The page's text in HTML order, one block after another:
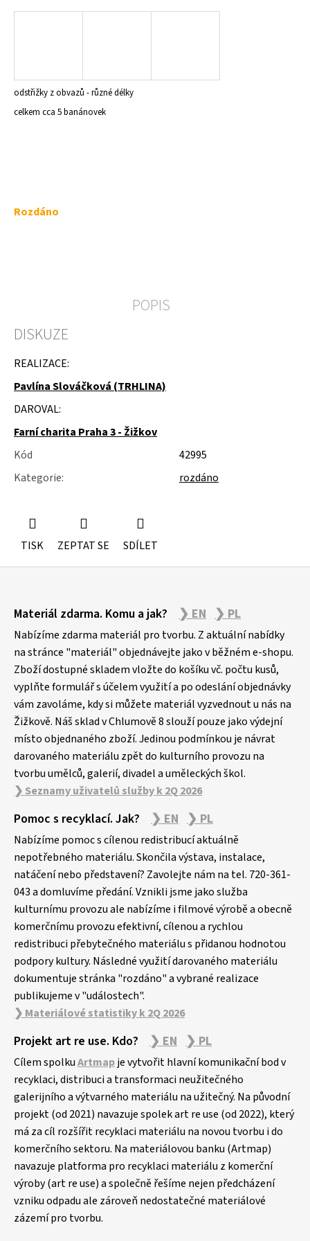
odstřižky z obvazů - různé délky
celkem cca 5 banánovek
Měrná
Rozdáno
POPIS
DISKUZE
REALIZACE:
Pavlína Slováčková (TRHLINA)
DAROVAL:
Farní charita Praha 3 - Žižkov
Kód
42995
Kategorie: rozdáno
TISK ZEPTAT SE SDÍLET
a
?
j
e
m
e
RUKAVICE
Materiál zdarma. Komu a jak? ❯ EN ❯ PL
Nabízíme zdarma materiál pro tvorbu. Z aktuální nabídky
na stránce "materiál" objednávejte jako v běžném e-shopu.
Zboží dostupné skladem vložte do košíku vč. počtu kusů,
vyplňte formulář s účelem využití a po odeslání objednávky
vám zavoláme, kdy si můžete materiál vyzvednout u nás na
Žižkově. Náš sklad v Chlumově 8 slouží pouze jako výdejní
místo objednaného zboží. Jedinou podmínkou je návrat
darovaného materiálu zpět do kulturního provozu na
tvorbu umělců, galerií, divadel a uměleckých škol.
❯ Seznamy uživatelů služby k 2Q 2026
Pomoc s recyklací. Jak? ❯ EN ❯ PL
Nabízíme pomoc s cílenou redistribucí aktuálně
nepotřebného materiálu. Skončila výstava, instalace,
natáčení nebo představení? Zavolejte nám na tel. 720-361-
043 a domluvíme předání. Vznikli jsme jako služba
kulturnímu provozu ale nabízíme i filmové výrobě a obecně
komerčnímu provozu efektivní, cílenou a rychlou
redistribuci přebytečného materiálu s přidanou hodnotou
podpory kultury. Následné využití darovaného materiálu
dokumentuje stránka "rozdáno" a vybrané realizace
publikujeme v "událostech".
❯ Materiálové statistiky k 2Q 2026
Projekt art re use. Kdo? ❯ EN ❯ PL
Cílem spolkuArtmapje vytvořit hlavní komunikační bod v
recyklaci, distribuci a transformaci neužitečného
galerijního a výtvarného materiálu na užitečný. Na původní
projekt (od 2021) navazuje spolek art re use (od 2022), který
má za cíl rozšířit recyklaci materiálu na novou tvorbu i do
komerčního sektoru. Na materiálovou banku (Artmap)
navazuje platforma pro recyklaci materiálu z komerční
výroby (art re use) a společně řešíme nejen předcházení
vzniku odpadu ale zároveň nedostatečné materiálové
zázemí pro tvorbu.